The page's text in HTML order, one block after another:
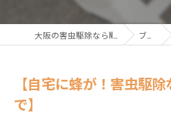
ブログ
【自宅に蜂が！害虫駆
で】